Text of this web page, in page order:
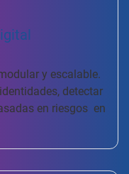
y escalable.
detectar
en riesgos en